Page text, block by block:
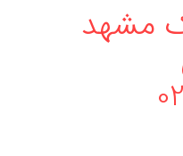
مشهد